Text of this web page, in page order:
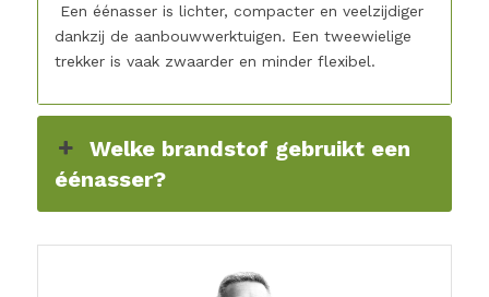
Een éénasser is lichter, compacter en veelzijdiger
dankzij de aanbouwwerktuigen. Een tweewielige
trekker is vaak zwaarder en minder flexibel.
Welke brandstof gebruikt een
éénasser?